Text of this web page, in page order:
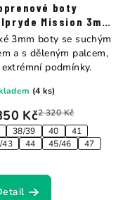
boty
Mission 3mm
palcem
Kč2 320 Kč
38/39 40
41
43
44 45/46 47
(4 ks)
3mm boty se suchým
a s děleným palcem,
podmínky.